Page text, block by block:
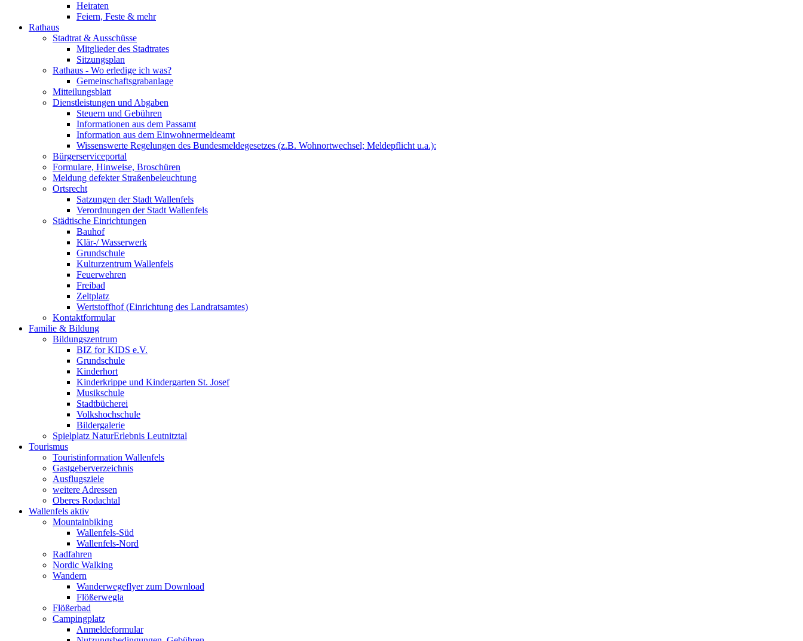
Heiraten
Feiern, Feste & mehr
Rathaus
Stadtrat & Ausschüsse
Mitglieder des Stadtrates
Sitzungsplan
Rathaus - Wo erledige ich was?
Gemeinschaftsgrabanlage
Mitteilungsblatt
Dienstleistungen und Abgaben
Steuern und Gebühren
Informationen aus dem Passamt
Information aus dem Einwohnermeldeamt
Wissenswerte Regelungen des Bundesmeldegesetzes (z.B. Wohnortwechsel; Meldepflicht u.a.):
Bürgerserviceportal
Formulare, Hinweise, Broschüren
Meldung defekter Straßenbeleuchtung
Ortsrecht
Satzungen der Stadt Wallenfels
Verordnungen der Stadt Wallenfels
Städtische Einrichtungen
Bauhof
Klär-/ Wasserwerk
Grundschule
Kulturzentrum Wallenfels
Feuerwehren
Freibad
Zeltplatz
Wertstoffhof (Einrichtung des Landratsamtes)
Kontaktformular
Familie & Bildung
Bildungszentrum
BIZ for KIDS e.V.
Grundschule
Kinderhort
Kinderkrippe und Kindergarten St. Josef
Musikschule
Stadtbücherei
Volkshochschule
Bildergalerie
Spielplatz NaturErlebnis Leutnitztal
Tourismus
Touristinformation Wallenfels
Gastgeberverzeichnis
Ausflugsziele
weitere Adressen
Oberes Rodachtal
Wallenfels aktiv
Mountainbiking
Wallenfels-Süd
Wallenfels-Nord
Radfahren
Nordic Walking
Wandern
Wanderwegeflyer zum Download
Flößerwegla
Flößerbad
Campingplatz
Anmeldeformular